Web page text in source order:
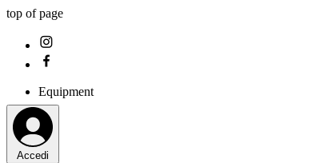
top of page
Equipment
Accedi